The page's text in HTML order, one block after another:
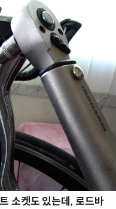
소켓도 있는데, 로드바